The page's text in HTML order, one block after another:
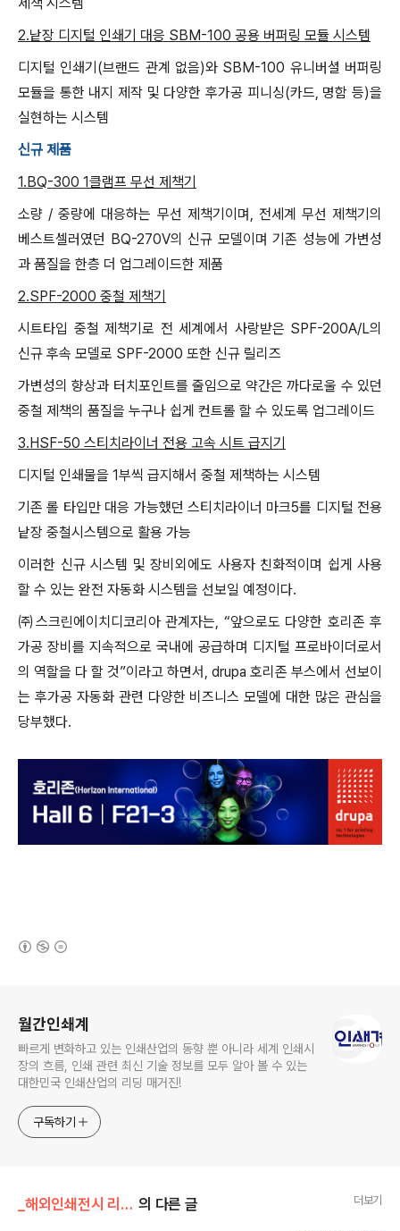
2.낱장 디지털 인쇄기 대응 SBM-100 공용 버퍼링 모듈 시스템
디지털 인쇄기(브랜드 관계 없음)와 SBM-100 유니버셜 버퍼링
모듈을 통한 내지 제작 및 다양한 후가공 피니싱(카드, 명함 등)을
실현하는 시스템
신규 제품
1.BQ-300 1클램프 무선 제책기
소량 / 중량에 대응하는 무선 제책기이며, 전세계 무선 제책기의
베스트셀러였던 BQ-270V의 신규 모델이며 기존 성능에 가변성
과 품질을 한층 더 업그레이드한 제품
2.SPF-2000 중철 제책기
시트타입 중철 제책기로 전 세계에서 사랑받은 SPF-200A/L의
신규 후속 모델로 SPF-2000 또한 신규 릴리즈
가변성의 향상과 터치포인트를 줄임으로 약간은 까다로울 수 있던
중철 제책의 품질을 누구나 쉽게 컨트롤 할 수 있도록 업그레이드
3.HSF-50 스티치라이너 전용 고속 시트 급지기
디지털 인쇄물을 1부씩 급지해서 중철 제책하는 시스템
기존 롤 타입만 대응 가능했던 스티치라이너 마크5를 디지털 전용
낱장 중철시스템으로 활용 가능
이러한 신규 시스템 및 장비외에도 사용자 친화적이며 쉽게 사용
할 수 있는 완전 자동화 시스템을 선보일 예정이다.
㈜스크린에이치디코리아 관계자는, “앞으로도 다양한 호리존 후
가공 장비를 지속적으로 국내에 공급하며 디지털 프로바이더로서
의 역할을 다 할 것”이라고 하면서, drupa 호리존 부스에서 선보이
는 후가공 자동화 관련 다양한 비즈니스 모델에 대한 많은 관심을
당부했다.
월간인쇄계
빠르게 변화하고 있는 인쇄산업의 동향 뿐 아니라 세계 인쇄시
장의 흐름, 인쇄 관련 최신 기술 정보를 모두 알아 볼 수 있는
대한민국 인쇄산업의 리딩 매거진!
구독하기
_해외인쇄전시 리포트_/DRUPA 의 다른 글 더보기